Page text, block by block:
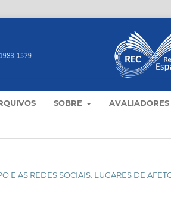
SOBRE AVALIADORES
E AS REDES SOCIAIS: LUGARES DE